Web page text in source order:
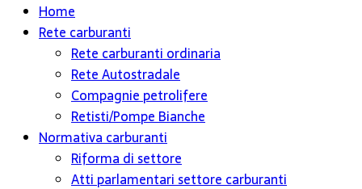
Home
Rete carburanti
Rete carburanti ordinaria
Rete Autostradale
Compagnie petrolifere
Retisti/Pompe Bianche
Normativa carburanti
Riforma di settore
Atti parlamentari settore carburanti